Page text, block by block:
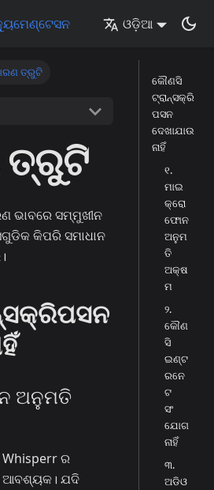
ଓଡ଼ିଆ
ତ୍ରୁଟି
ତ୍ରୁଟି
ଭାବରେ ସମ୍ମୁଖୀନ
କିପରି ସମାଧାନ
ଅନୁମତି
ର
ଆବଶ୍ୟକ। ଯଦି
କୌଣସି
ଟ୍ରାନ୍ସକ୍ରି
ପସନ
ଦେଖାଯାଉ
ନାହିଁ
୧.
ମାଇ
କ୍ରୋ
ଫୋନ
ଅନୁମ
ତି
ଅକ୍ଷ
ମ
୨.
କୌଣ
ସି
ଇଣ୍ଟ
ରନେ
ଟ
ସଂ
ଯୋଗ
ନାହିଁ
୩.
ଅଡିଓ